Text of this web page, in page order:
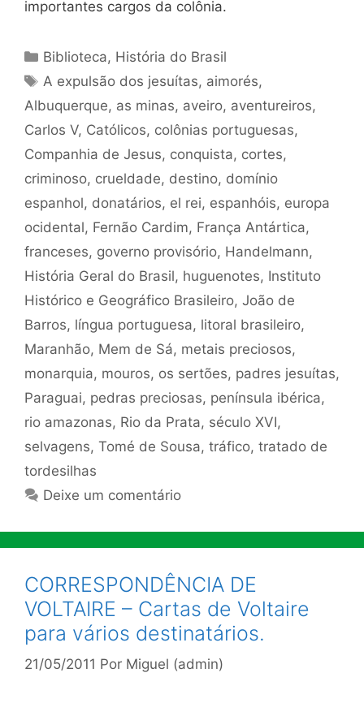
importantes cargos da colônia.
Categorias
Biblioteca, História do Brasil
Tags
A expulsão dos jesuítas, aimorés,
Albuquerque, as minas, aveiro, aventureiros,
Carlos V, Católicos, colônias portuguesas,
Companhia de Jesus, conquista, cortes,
criminoso, crueldade, destino, domínio
espanhol, donatários, el rei, espanhóis, europa
ocidental, Fernão Cardim, França Antártica,
franceses, governo provisório, Handelmann,
História Geral do Brasil, huguenotes, Instituto
Histórico e Geográfico Brasileiro, João de
Barros, língua portuguesa, litoral brasileiro,
Maranhão, Mem de Sá, metais preciosos,
monarquia, mouros, os sertões, padres jesuítas,
Paraguai, pedras preciosas, península ibérica,
rio amazonas, Rio da Prata, século XVI,
selvagens, Tomé de Sousa, tráfico, tratado de
tordesilhas
Deixe um comentário
CORRESPONDÊNCIA DE
VOLTAIRE – Cartas de Voltaire
para vários destinatários.
21/05/2011 Por Miguel (admin)